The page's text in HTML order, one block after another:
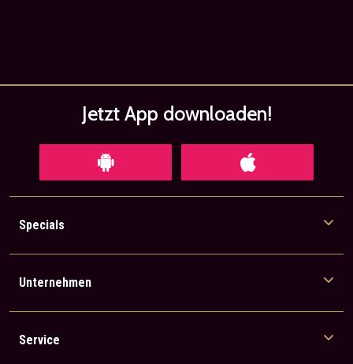
Jetzt App downloaden!
Specials
Unternehmen
Service